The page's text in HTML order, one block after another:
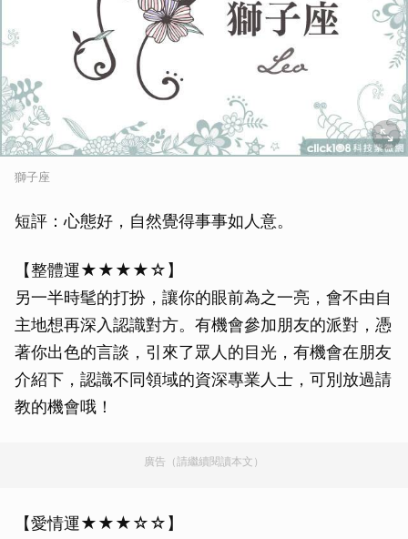
獅子座
短評：心態好，自然覺得事事如人意。
【整體運★★★★☆】
另一半時髦的打扮，讓你的眼前為之一亮，會不由自
主地想再深入認識對方。有機會參加朋友的派對，憑
著你出色的言談，引來了眾人的目光，有機會在朋友
介紹下，認識不同領域的資深專業人士，可別放過請
教的機會哦！
廣告（請繼續閱讀本文）
【愛情運★★★☆☆】